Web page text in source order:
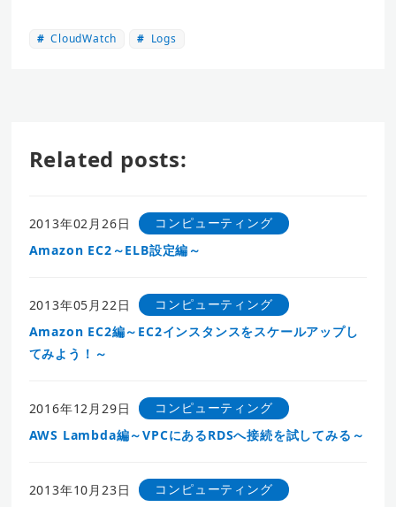
CloudWatch Logs
Related posts:
2013年02月26日
コンピューティング
Amazon EC2～ELB設定編～
2013年05月22日
コンピューティング
Amazon EC2編～EC2インスタンスをスケールアップし
てみよう！～
2016年12月29日
コンピューティング
AWS Lambda編～VPCにあるRDSへ接続を試してみる～
2013年10月23日
コンピューティング